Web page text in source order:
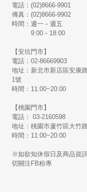
電話：(02)8666-9901
傳真：(02)8666-9902
時間：週一－週五
9:00－18:00
【安坑門市】
電話：02-86669903
地址：新北市新店區安康
1號
時間：11:00~20:00
【桃園門市】
電話： 03-2160598
地址：桃園市蘆竹區大竹
時間：11:00~20:00
※如欲知休假日及商品資
切關注FB粉專